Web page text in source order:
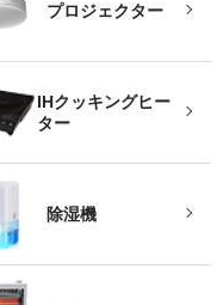
プロジェクター
IHクッキングヒー
ター
除湿機